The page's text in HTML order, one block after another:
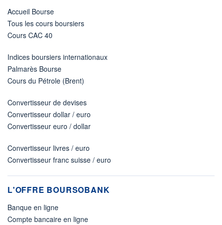
Accueil Bourse
Tous les cours boursiers
Cours CAC 40
Indices boursiers internationaux
Palmarès Bourse
Cours du Pétrole (Brent)
Convertisseur de devises
Convertisseur dollar / euro
Convertisseur euro / dollar
Convertisseur livres / euro
Convertisseur franc suisse / euro
L'OFFRE BOURSOBANK
Banque en ligne
Compte bancaire en ligne